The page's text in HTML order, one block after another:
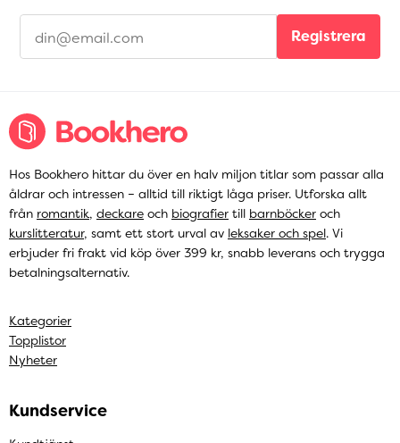
Registrera
Hos Bookhero hittar du över en halv miljon titlar som passar alla
åldrar och intressen – alltid till riktigt låga priser. Utforska allt
från romantik, deckare och biografier till barnböcker och
kurslitteratur, samt ett stort urval av leksaker och spel. Vi
erbjuder fri frakt vid köp över 399 kr, snabb leverans och trygga
betalningsalternativ.
Kategorier
Topplistor
Nyheter
Kundservice